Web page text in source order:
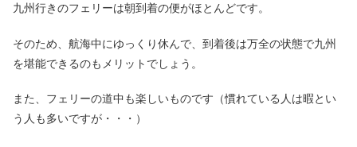
九州行きのフェリーは朝到着の便がほとんどです。
そのため、航海中にゆっくり休んで、到着後は万全の状態で九州
を堪能できるのもメリットでしょう。
また、フェリーの道中も楽しいものです（慣れている人は暇とい
う人も多いですが・・・）